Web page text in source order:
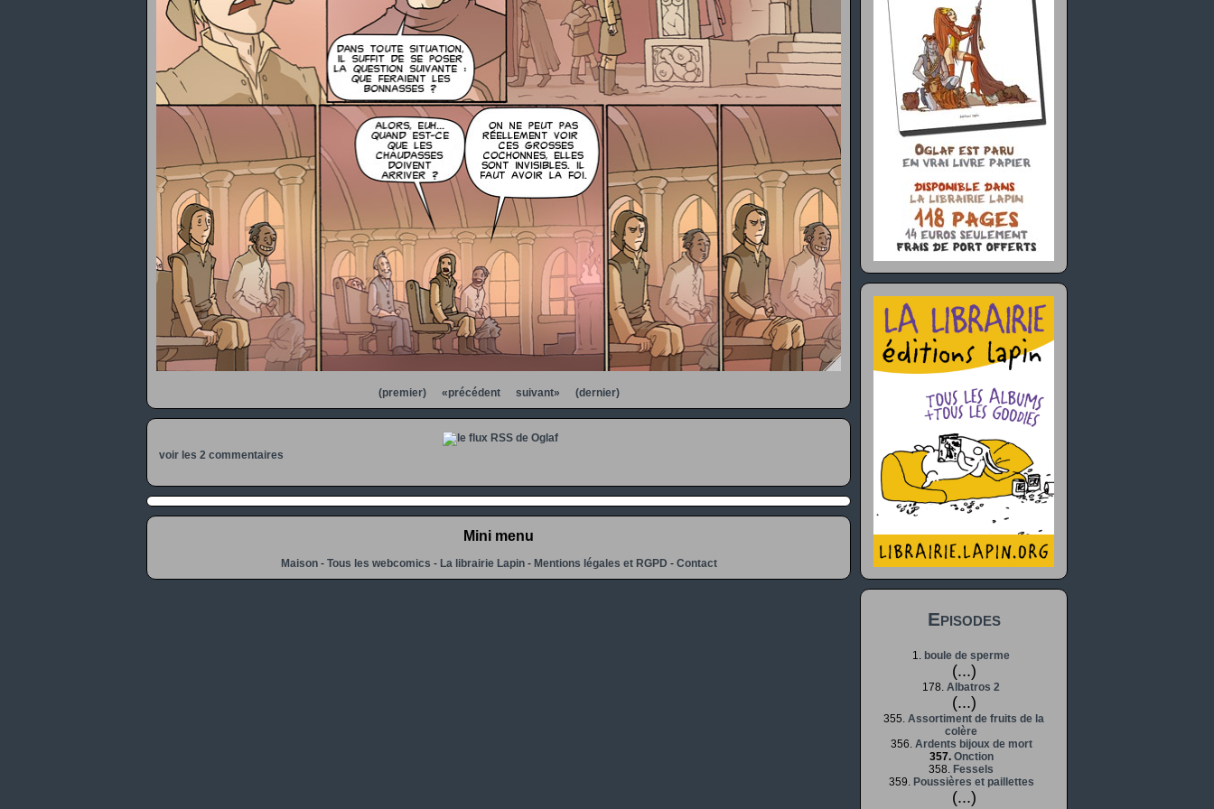
(premier) «précédent suivant» (dernier)
voir les 2 commentaires
Mini menu
Maison- Tous les webcomics - La librairie Lapin- Mentions légales et RGPD - Contact
Episodes
1. boule de sperme
(...)
178. Albatros 2
(...)
355. Assortiment de fruits de la
colère
356. Ardents bijoux de mort
357. Onction
358. Fessels
359. Poussières et paillettes
(...)